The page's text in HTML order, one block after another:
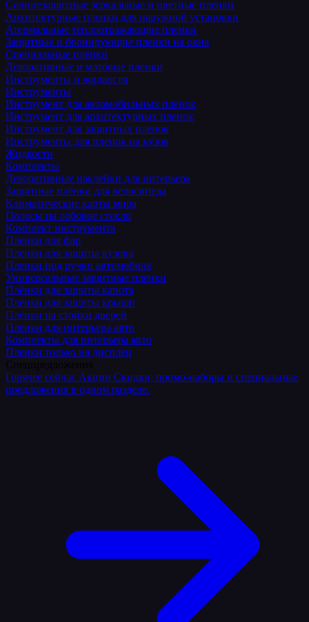
Солнцезащитные зеркальные и цветные пленки
Архитектурные пленки для наружной установки
Атермальные теплоотражающие пленки
Защитные и бронирующие пленки на окна
Специальные плёнки
Декоративные и матовые пленки
Инструменты и жидкости
Инструменты
Инструмент для автомобильных пленок
Инструмент для архитектурных пленок
Инструмент для защитных пленок
Инструменты для пленок на кузов
Жидкости
Комплекты
Декоративные наклейки для интерьера
Защитные плёнки для велосипеда
Климатические карты мира
Полосы на лобовое стекло
Комплект инструмента
Пленки для фар
Пленки для защиты кузова
Пленки под ручки автомобиля
Универсальные защитные пленки
Плёнки для защиты капота
Плёнки для защиты крыши
Плёнки на стойки дверей
Пленки для интерьера авто
Комплекты для интерьера авто
Пленки только на дисплеи
Горячее сейчас Акции Скидки, промо-наборы и специальные
предложения в одном разделе.